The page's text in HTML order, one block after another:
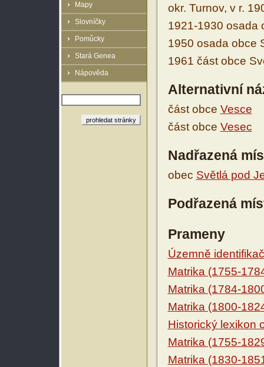
Mapy
Slovníčky
Pomůcky
Stará Genea
Nápověda
okr. Turnov, v r.
1921-1930 osada
1950 osada obce
1961 část obce
Alternativní
část obce Vesce
část obce Vesec
Nadřazená
obec Světlá pod
Podřazená
Prameny
Územně
Matrika (1755-
Matrika (1784-
Matrika (1800-
Historický lexikon
Matrika (1755-
Matrika (1830-